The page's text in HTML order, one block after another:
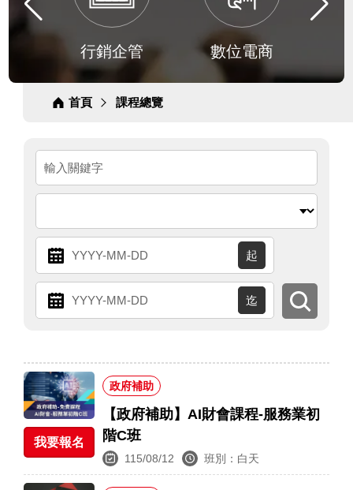
學
類
連
行銷企管 數位電商
上
分
類
下
一
個
類
首頁
課程總覽
起
始
期
結
日
期
送
出
政府補助
【政府補助】AI財會課程-服務業初
階C班
115/08/12 班別：白天
我要報名